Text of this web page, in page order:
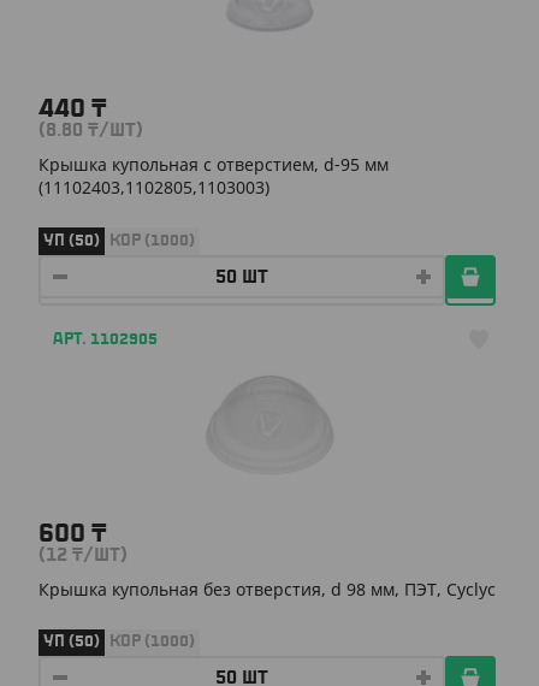
440 ₸
(8.80 ₸/ШТ)
Крышка купольная с отверстием, d-95 мм
(11102403,1102805,1103003)
УП (50) КОР (1000)
АРТ. 1102905
600 ₸
(12 ₸/ШТ)
Крышка купольная без отверстия, d 98 мм, ПЭТ, Cyclyc
УП (50) КОР (1000)